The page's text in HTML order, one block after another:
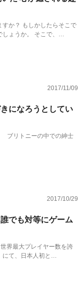
すか？ もしかしたらそこで
しょうか。 そこで、…
2017/11/09
になろうとしてい
リトニーの中での紳士
2017/10/29
でも対等にゲーム
界最大プレイヤー数を誇
にて、日本人初と…